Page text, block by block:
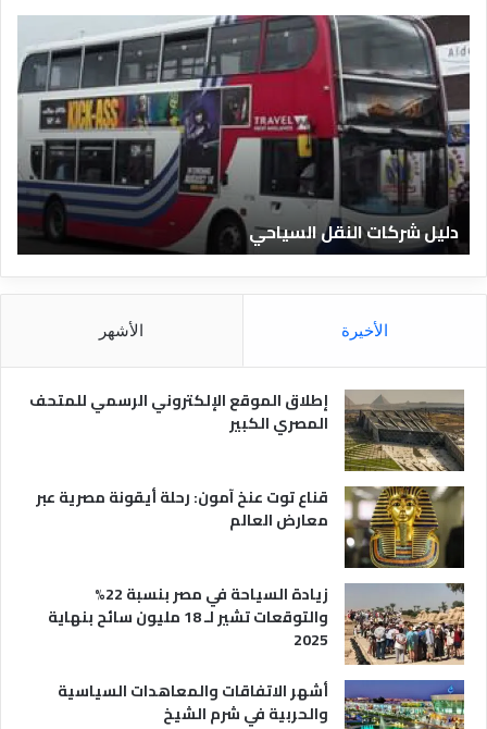
ل
ي
ش
ر
ك
ا
ت
ل
ن
ق
ل
س
ح
ي
دليل شركات النقل السياحي
ا
ر
الأخيرة الأشهر
إطلاق الموقع الإلكتروني الرسمي للمتحف
المصري الكبير
قناع توت عنخ آمون: رحلة أيقونة مصرية عبر
معارض العالم
زيادة السياحة في مصر بنسبة 22%
والتوقعات تشير لـ 18 مليون سائح بنهاية
2025
أشهر الاتفاقات والمعاهدات السياسية
والحربية في شرم الشيخ